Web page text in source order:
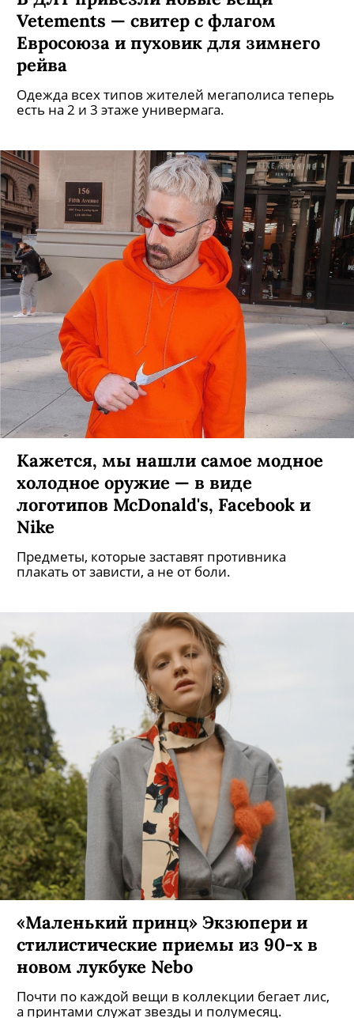
Vetements — свитер с флагом
Евросоюза и пуховик для зимнего
рейва
Одежда всех типов жителей мегаполиса теперь
есть на 2 и 3 этаже универмага.
Кажется, мы нашли самое модное
холодное оружие — в виде
логотипов McDonald's, Facebook и
Nike
Предметы, которые заставят противника
плакать от зависти, а не от боли.
«Маленький принц» Экзюпери и
стилистические приемы из 90-х в
новом лукбуке Nebo
Почти по каждой вещи в коллекции бегает лис,
а принтами служат звезды и полумесяц.